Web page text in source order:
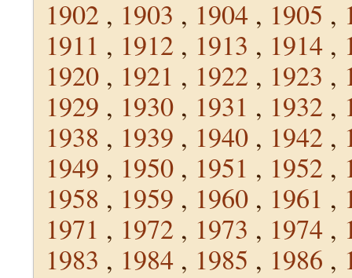
1902 , 1903 , 1904 , 1905 ,
1911 , 1912 , 1913 , 1914 ,
1920 , 1921 , 1922 , 1923 ,
1929 , 1930 , 1931 , 1932 ,
1938 , 1939 , 1940 , 1942 ,
1949 , 1950 , 1951 , 1952 ,
1958 , 1959 , 1960 , 1961 ,
1971 , 1972 , 1973 , 1974 ,
1983 , 1984 , 1985 , 1986 ,